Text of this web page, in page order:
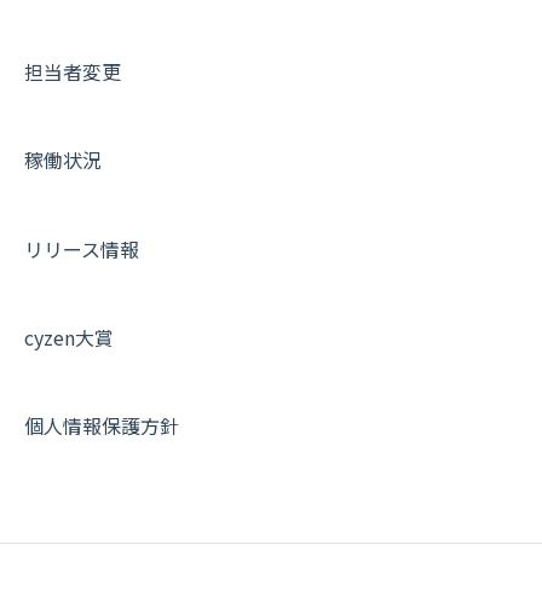
商品
お知らせ
商品
契約・その他
メンバー画面について
その他よくある質問
担当者変更
稼働状況
リリース情報
cyzen大賞
個人情報保護方針